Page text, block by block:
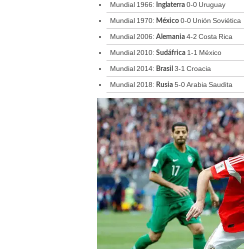
Mundial 1966: Inglaterra 0-0 Uruguay
Mundial 1970: México 0-0 Unión Soviética
Mundial 2006: Alemania 4-2 Costa Rica
Mundial 2010: Sudáfrica 1-1 México
Mundial 2014: Brasil 3-1 Croacia
Mundial 2018: Rusia 5-0 Arabia Saudita